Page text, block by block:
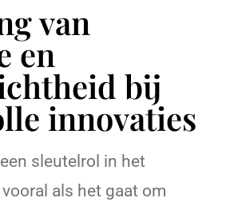
van
en
bij
innovaties
sleutelrol in het
als het gaat om